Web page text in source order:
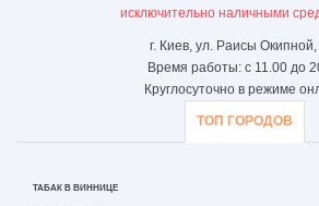
исключительно наличными
г. Киев, ул. Раисы
Время работы: с 11.00 до
Круглосуточно в режиме
ТОП ГОРОДОВ
ТАБАК В ВИННИЦЕ